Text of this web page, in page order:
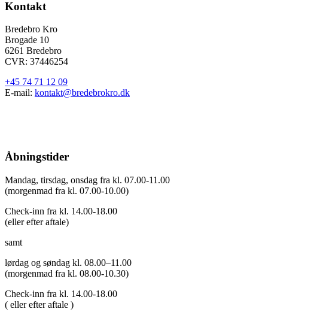
Kontakt
Bredebro Kro
Brogade 10
6261 Bredebro
CVR: 37446254
+45 74 71 12 09
E-mail: kontakt@bredebrokro.dk
Åbningstider
Mandag, tirsdag, onsdag fra kl. 07.00-11.00
(morgenmad fra kl. 07.00-10.00)
Check-inn fra kl. 14.00-18.00
(eller efter aftale)
samt
lørdag og søndag kl. 08.00–11.00
(morgenmad fra kl. 08.00-10.30)
Check-inn fra kl. 14.00-18.00
( eller efter aftale )